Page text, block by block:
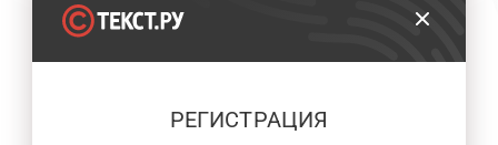
РЕГИСТРАЦИЯ